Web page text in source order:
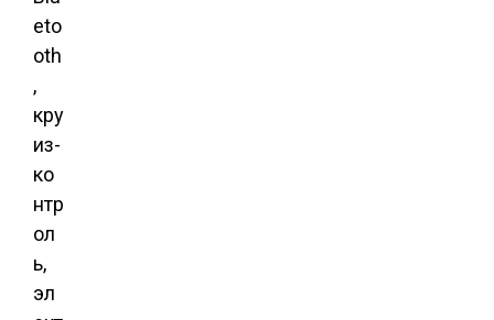
eto
oth
,
кру
из-
ко
нтр
ол
ь,
эл